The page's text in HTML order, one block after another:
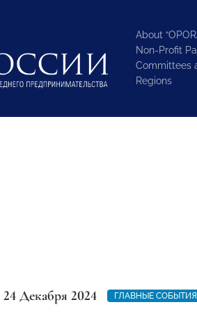
About
Non-Profit
Committees
Regions
24 Декабря 2024 ГЛАВНЫЕ СОБЫТИЯ